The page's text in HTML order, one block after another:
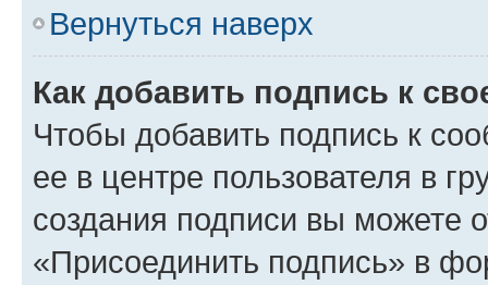
Вернуться наверх
Как добавить подпись к
Чтобы добавить подпись к
ее в центре пользователя в
создания подписи вы можете
«Присоединить подпись» в